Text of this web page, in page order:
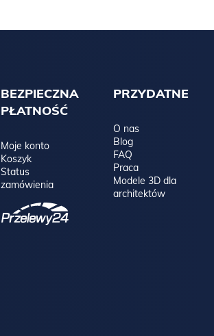
BEZPIECZNA
PŁATNOŚĆ
Moje konto
Koszyk
Status
zamówienia
PRZYDATNE
O nas
Blog
FAQ
Praca
Modele 3D dla
architektów